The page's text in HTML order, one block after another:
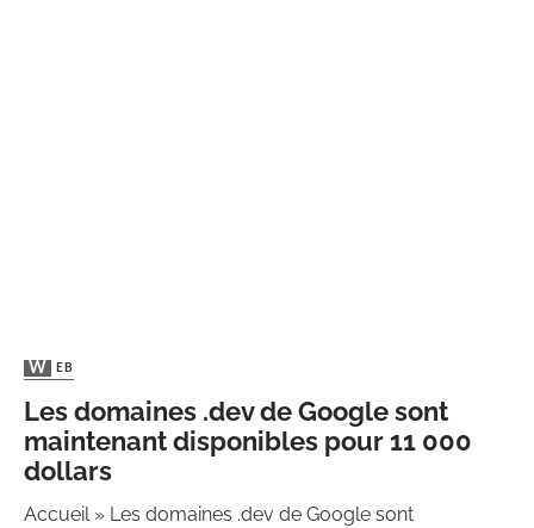
WEB
Les domaines .dev de Google sont
maintenant disponibles pour 11 000
dollars
Accueil» Les domaines .dev de Google sont